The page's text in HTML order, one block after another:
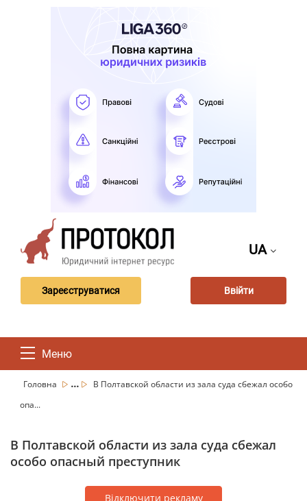
UA
Зареєструватися Ввійти
Меню
Головна ...
В Полтавской области из зала суда сбежал особо
опа...
В Полтавской области из зала суда сбежал
особо опасный преступник
Відключити рекламу